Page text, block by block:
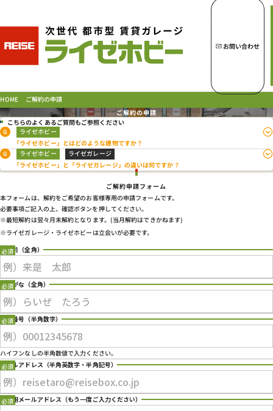
ライゼホビーの魅力
ラインナップ
ご契約の流れ・お支払方法
よくあるご質問
PICK UP!
特定商取引法に基づく表示
プライバシーポリシー
お問い合わせ
HOME ご解約の申請
ご解約の申請
こちらのよくあるご質問もご参照ください
Q ライゼホビー
「ライゼホビー」とはどのような建物ですか？
Q ライゼホビー ライゼガレージ
「ライゼホビー」と「ライゼガレージ」の違いは何ですか？
ご解約申請フォーム
本フォームは、解約をご希望のお客様専用の申請フォームです。
必要事項ご記入の上、確認ボタンを押してください。
※最短解約は翌々月末解約となります。(当月解約はできかねます)
※ライゼガレージ・ライゼホビーは立会いが必要です。
お名前 （全角）
ふりがな （全角）
電話番号 （半角数字）
ハイフンなしの半角数値で入力ください。
メールアドレス （半角英数字・半角記号）
確認用メールアドレス （もう一度ご入力ください）